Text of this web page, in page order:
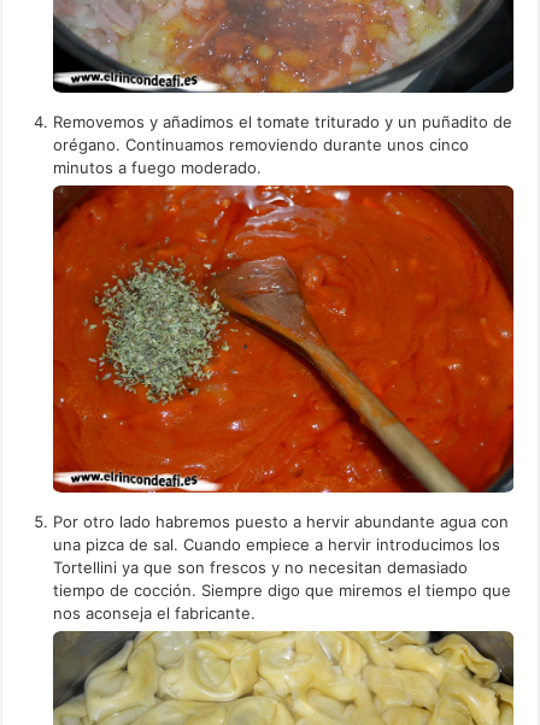
Removemos y añadimos el tomate triturado y un puñadito de
orégano. Continuamos removiendo durante unos cinco
minutos a fuego moderado.
Por otro lado habremos puesto a hervir abundante agua con
una pizca de sal. Cuando empiece a hervir introducimos los
Tortellini ya que son frescos y no necesitan demasiado
tiempo de cocción. Siempre digo que miremos el tiempo que
nos aconseja el fabricante.